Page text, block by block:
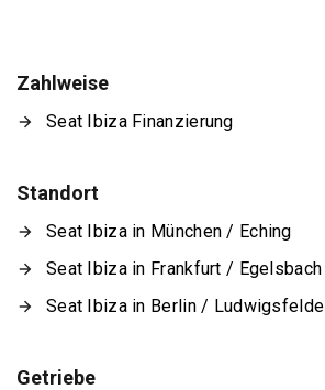
Zahlweise
Seat Ibiza Finanzierung
Standort
Seat Ibiza in München / Eching
Seat Ibiza in Frankfurt / Egelsbach
Seat Ibiza in Berlin / Ludwigsfelde
Getriebe